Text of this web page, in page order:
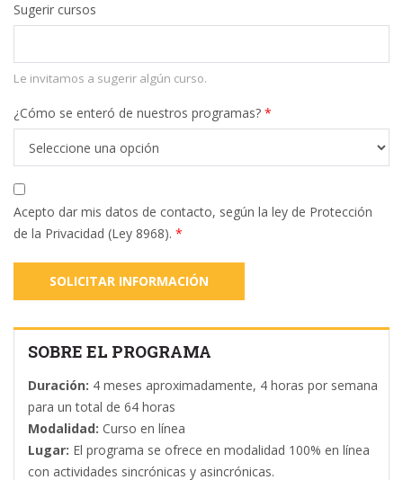
Sugerir cursos
Le invitamos a sugerir algún curso.
¿Cómo se enteró de nuestros programas? *
Acepto dar mis datos de contacto, según la ley de Protección
de la Privacidad (Ley 8968). *
SOBRE EL PROGRAMA
Duración: 4 meses aproximadamente, 4 horas por semana
para un total de 64 horas
Modalidad: Curso en línea
Lugar: El programa se ofrece en modalidad 100% en línea
con actividades sincrónicas y asincrónicas.